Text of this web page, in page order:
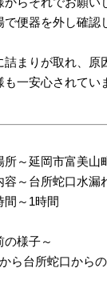
で便器を外し確認
詰まりが取れ、原
も一安心されてい
所～延岡市富美山
容～台所蛇口水漏
間～1時間
の様子～
ら台所蛇口から